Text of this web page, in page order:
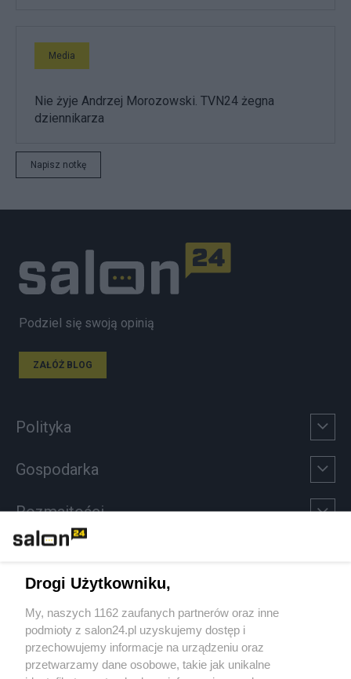
Media
Nie żyje Andrzej Morozowski. TVN24 żegna
dziennikarza
Napisz notkę
Podziel się swoją opinią
ZAŁÓŻ BLOG
Polityka
Gospodarka
Rozmaitości
Sport
Społeczeństwo
Drogi Użytkowniku,
My, naszych 1162 zaufanych partnerów oraz inne
podmioty z salon24.pl uzyskujemy dostęp i
przechowujemy informacje na urządzeniu oraz
przetwarzamy dane osobowe, takie jak unikalne